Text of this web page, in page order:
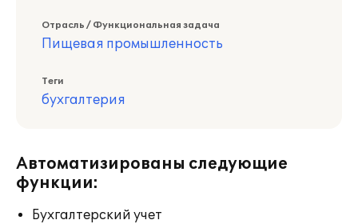
Отрасль / Функциональная задача
Пищевая промышленность
Теги
бухгалтерия
Автоматизированы следующие
функции:
Бухгалтерский учет